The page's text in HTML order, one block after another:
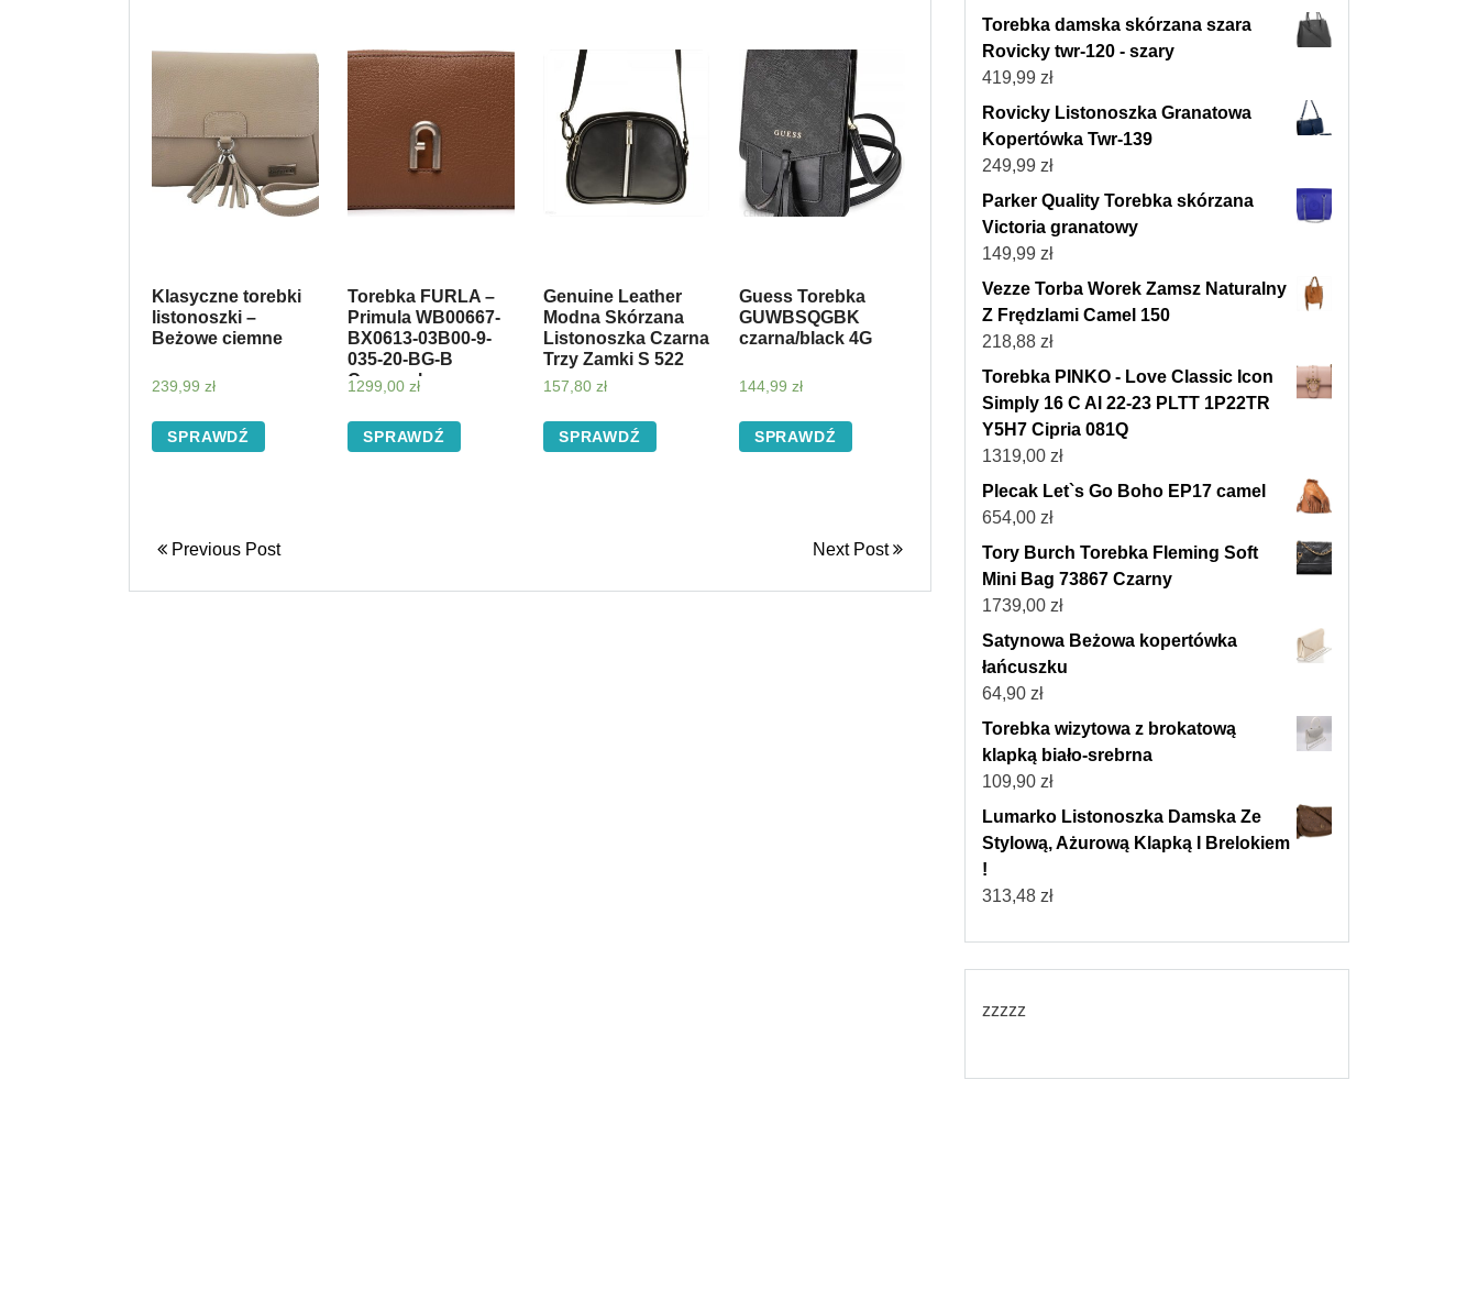
Klasyczne torebki
listonoszki –
Beżowe ciemne
239,99 zł
SPRAWDŹ
Torebka FURLA –
Primula WB00667-
BX0613-03B00-9-
035-20-BG-B
Cognac h
1299,00 zł
SPRAWDŹ
Genuine Leather
Modna Skórzana
Listonoszka Czarna
Trzy Zamki S 522
157,80 zł
SPRAWDŹ
Guess Torebka
GUWBSQGBK
czarna/black 4G
144,99 zł
SPRAWDŹ
Previous Post Next Post
Torebka damska skórzana szara
Rovicky twr-120 - szary
419,99 zł
Rovicky Listonoszka Granatowa
Kopertówka Twr-139
249,99 zł
Parker Quality Torebka skórzana
Victoria granatowy
149,99 zł
Vezze Torba Worek Zamsz Naturalny
Z Frędzlami Camel 150
218,88 zł
Torebka PINKO - Love Classic Icon
Simply 16 C Al 22-23 PLTT 1P22TR
Y5H7 Cipria 081Q
1319,00 zł
Plecak Let`s Go Boho EP17 camel
654,00 zł
Tory Burch Torebka Fleming Soft
Mini Bag 73867 Czarny
1739,00 zł
Satynowa Beżowa kopertówka
łańcuszku
64,90 zł
Torebka wizytowa z brokatową
klapką biało-srebrna
109,90 zł
Lumarko Listonoszka Damska Ze
Stylową, Ażurową Klapką I Brelokiem
!
313,48 zł
zzzzz